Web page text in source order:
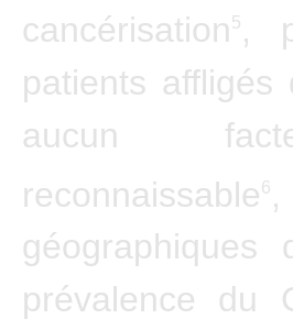
cancérisation 5 ,
patients affligés
aucun
reconnaissable6
prévalence du